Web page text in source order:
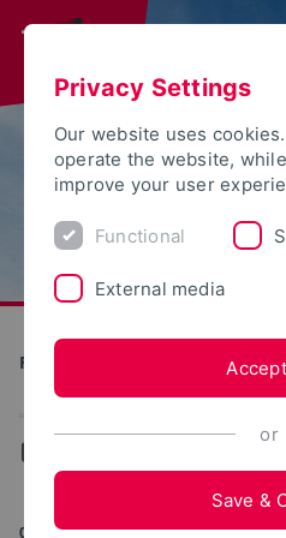
Future Food Factory OWL
01/30/2023
Privacy Settings
Our website uses
operate the website,
improve your user
Functional
External media
or
Save &